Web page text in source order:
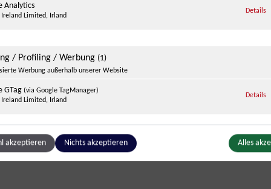
Kooperation mit dem
Analytics
Ireland Limited, Irland
Details
/ Profiling / Werbung (1)
Werbung außerhalb unserer Website
GTag (via Google TagManager)
Ireland Limited, Irland
Details
Inhalte(1)
akzeptieren Nichts akzeptieren Alles